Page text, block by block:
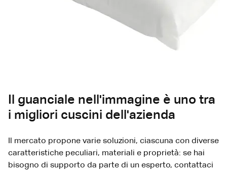
Il guanciale nell'immagine è uno tra
i migliori cuscini dell'azienda
Il mercato propone varie soluzioni, ciascuna con diverse
caratteristiche peculiari, materiali e proprietà: se hai
bisogno di supporto da parte di un esperto, contattaci